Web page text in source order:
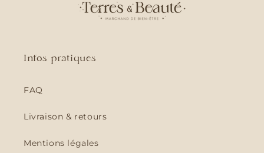
Infos pratiques
FAQ
Livraison & retours
Mentions légales